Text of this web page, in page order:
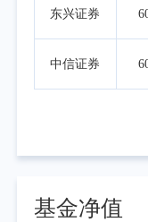
用债占比更多
0.44%，资本
结构上，组合
超配二永债。
东兴证券
中信证券
基金净值